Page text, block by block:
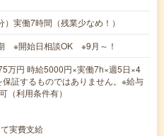
実働7時間（残業少なめ！）
※開始日相談OK ※9月～！
円 時給5000円×実働7h×週5日×4
証するものではありません。※給与
（利用条件有）
実費支給